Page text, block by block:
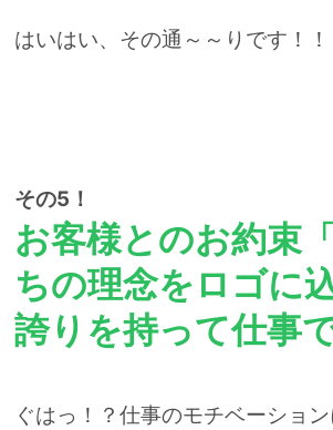
はいはい、その通～～りです！！
その5！
お客様とのお約束
ちの理念をロゴに
誇りを持って仕事
ぐはっ！？仕事のモチベーショ